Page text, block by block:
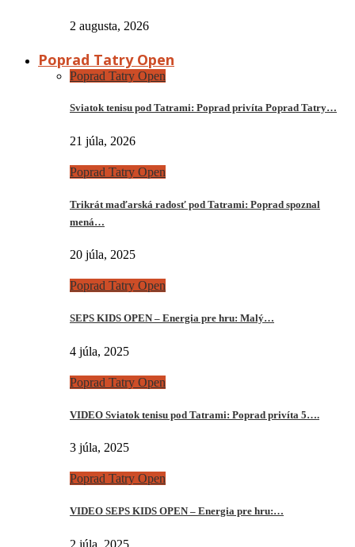
2 augusta, 2026
Poprad Tatry Open
Poprad Tatry Open
Sviatok tenisu pod Tatrami: Poprad privíta Poprad Tatry…
21 júla, 2026
Poprad Tatry Open
Trikrát maďarská radosť pod Tatrami: Poprad spoznal
mená…
20 júla, 2025
Poprad Tatry Open
SEPS KIDS OPEN – Energia pre hru: Malý…
4 júla, 2025
Poprad Tatry Open
VIDEO Sviatok tenisu pod Tatrami: Poprad privíta 5….
3 júla, 2025
Poprad Tatry Open
VIDEO SEPS KIDS OPEN – Energia pre hru:…
2 júla, 2025